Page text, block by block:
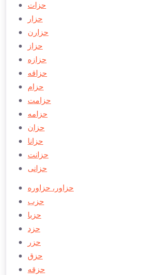
حزات
حزار
حزارن
حزاز
حزازه
حزاقه
حزام
حزامت
حزامه
حزان
حزانا
حزانت
حزانی
حزاور، حزاوره
حزب
حزبا
حزد
حزر
حزق
حزقه